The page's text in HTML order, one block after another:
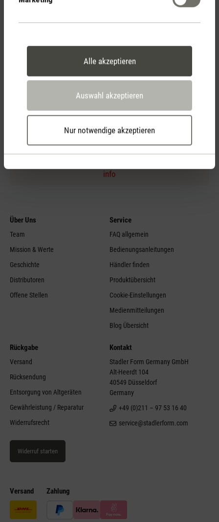
Alle akzeptieren
Auswahl akzeptieren
Nur notwendige akzeptieren
2 Jahre Garantie mit
eigenem Servicecenter
per Telefon
info
Versand Zahlung
Über Uns
Team
Mission & Werte
Geschichte
Distributoren
Offene Stellen
Service
FAQ allgemein
Bedienungsanleitungen
Händler finden
Produktübersicht
Cookie-Einstellungen
Medienmitteilungen
Blog Übersicht
Rückgabe
Versand
Rücksendung
Entsorgung von Altgeräten
Gewährleistung / Reparatur
Widerrufsrecht
Widerruf starten
Kontakt
Stadler Form Germany GmbH
Alt-Heerdt 104
40549 Düsseldorf
Germany
+49 (0)211 – 97 53 16 40
service@stadlerform.com